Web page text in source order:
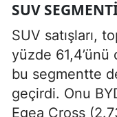
SUV
SUV satışları,
yüzde
bu segmentte
geçirdi. Onu
Egea Cross